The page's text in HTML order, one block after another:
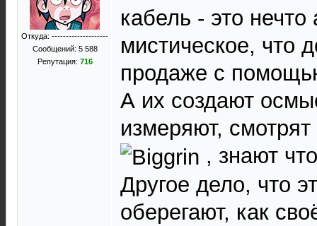
Откуда: --------------------
Сообщений: 5 588
Репутация: 716
кабель - это нечто
мистическое, что
продаже с
А их создают
измеряют,
, знают
Другое дело, что
оберегают, как